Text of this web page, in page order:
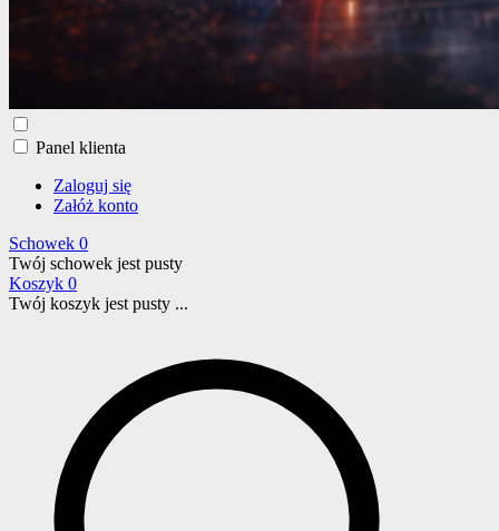
Panel klienta
Zaloguj się
Załóż konto
Schowek 0
Twój schowek jest pusty
Koszyk 0
Twój koszyk jest pusty ...